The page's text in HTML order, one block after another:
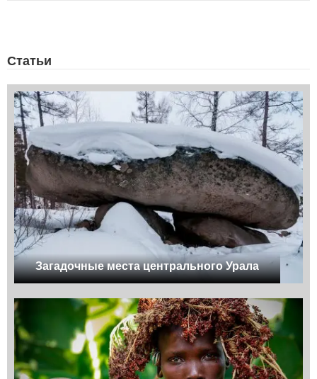
Статьи
Загадочные места центрального Урала